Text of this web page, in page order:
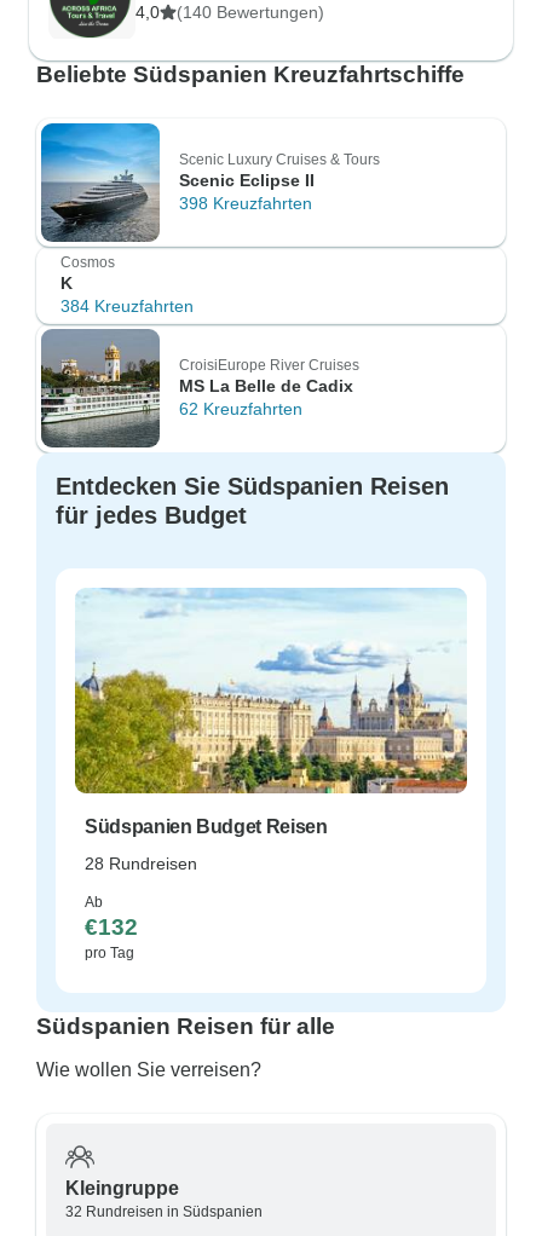
4,0 (140 Bewertungen)
Beliebte Südspanien Kreuzfahrtschiffe
Scenic Luxury Cruises & Tours
Scenic Eclipse II
398 Kreuzfahrten
Cosmos
K
384 Kreuzfahrten
CroisiEurope River Cruises
MS La Belle de Cadix
62 Kreuzfahrten
Entdecken Sie Südspanien Reisen
für jedes Budget
Südspanien Budget Reisen
28 Rundreisen
Ab
€132
pro Tag
Südspanien Reisen für alle
Wie wollen Sie verreisen?
Kleingruppe
32 Rundreisen in Südspanien